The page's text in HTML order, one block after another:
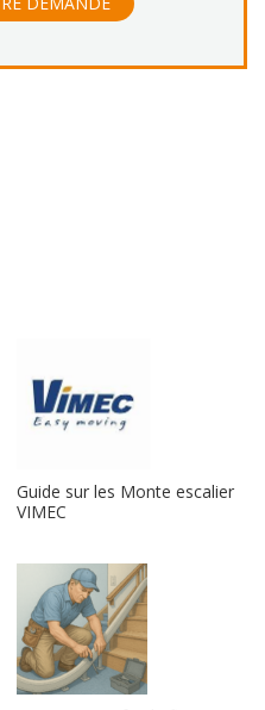
Guide sur les Monte escalier
VIMEC